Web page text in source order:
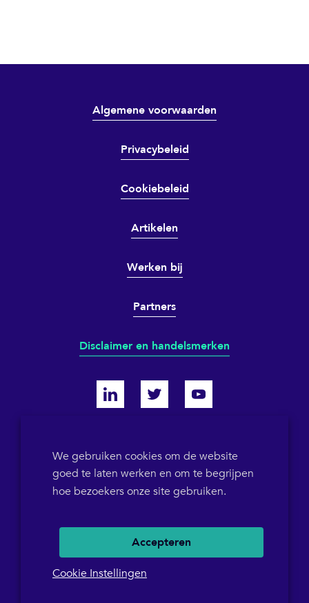
Algemene voorwaarden
Privacybeleid
Cookiebeleid
Artikelen
Werken bij
Partners
Disclaimer en handelsmerken
BTW-ID NL855786358B01
POB 1546
+31(0)36 5367573
We gebruiken cookies om de website
goed te laten werken en om te begrijpen
hoe bezoekers onze site gebruiken.
Accepteren
Cookie Instellingen